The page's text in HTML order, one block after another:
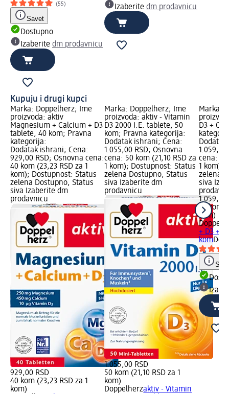
(55)
Savet
Dostupno
Izaberite dm prodavnicu
Izaberitedm prodavnicu
Kupuju i drugi kupci
Marka: Doppelherz; Ime
proizvoda: aktiv
Magnesium + Calcium + D3
tablete, 40 kom; Pravna
kategorija:
Dodatak ishrani; Cena:
929,00 RSD; Osnovna cena:
40 kom (23,23 RSD za 1
kom); Dostupnost: Status
zelena Dostupno, Status
siva Izaberite dm
prodavnicu
929,00 RSD
40 kom (23,23 RSD za 1
kom)
Marka: Doppelherz; Ime
proizvoda: aktiv - Vitamin
D3 2000 I.E. tablete, 50
kom; Pravna kategorija:
Dodatak ishrani; Cena:
1.055,00 RSD; Osnovna
cena: 50 kom (21,10 RSD za
1 kom); Dostupnost: Status
zelena Dostupno, Status
siva Izaberite dm
prodavnicu
1.055,00 RSD
50 kom (21,10 RSD za 1
kom)
Doppelherzaktiv - Vitamin
Marka:
D3 +
1.059,00
cena: 30
1 kom);
zelena
siva
1.059,00
30 kom
kom)
+ D3 +
kom